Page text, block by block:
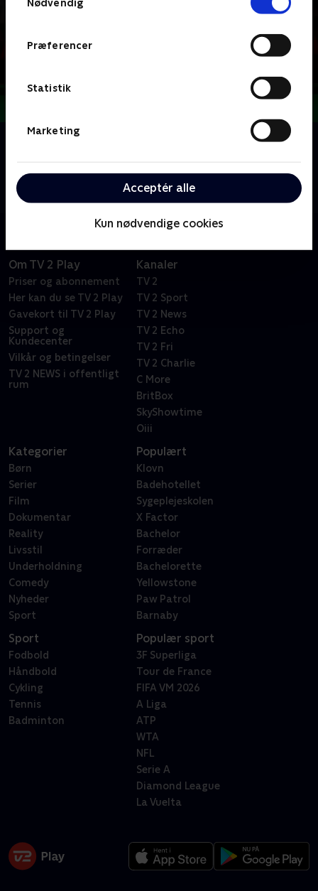
Nødvendig
Præferencer
Statistik
Marketing
Acceptér alle
Kun nødvendige cookies
stund, for nu går det løs til årets Skomar Champ-
mesterskab på Pakhus 11 i København.
Om TV 2 Play
Priser og abonnement
Her kan du se TV 2 Play
Gavekort til TV 2 Play
Support og
Kundecenter
Vilkår og betingelser
TV 2 NEWS i offentligt
rum
Kanaler
TV 2
TV 2 Sport
TV 2 News
TV 2 Echo
TV 2 Fri
TV 2 Charlie
C More
BritBox
SkyShowtime
Oiii
Kategorier
Børn
Serier
Film
Dokumentar
Reality
Livsstil
Underholdning
Comedy
Nyheder
Sport
Populært
Klovn
Badehotellet
Sygeplejeskolen
X Factor
Bachelor
Forræder
Bachelorette
Yellowstone
Paw Patrol
Barnaby
Sport
Fodbold
Håndbold
Cykling
Tennis
Badminton
Populær sport
3F Superliga
Tour de France
FIFA VM 2026
A Liga
ATP
WTA
NFL
Serie A
Diamond League
La Vuelta